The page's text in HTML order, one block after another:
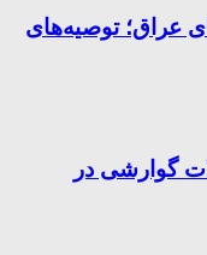
عراق؛ توصیه‌های
گوارشی در